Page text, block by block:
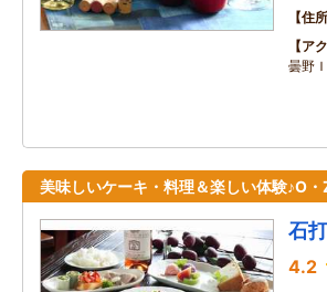
住所
ア
曇野
美味しいケーキ・料理＆楽しい体験♪O
石
4.2